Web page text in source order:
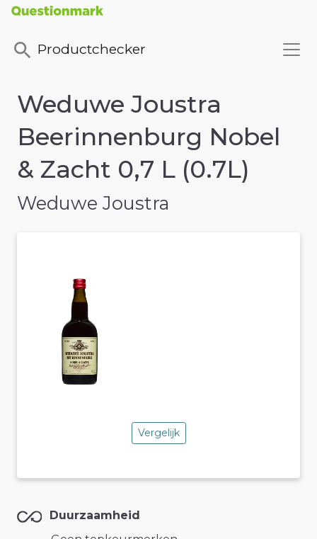
Productchecker
Weduwe Joustra
Beerinnenburg Nobel
& Zacht 0,7 L (0.7L)
Weduwe Joustra
Vergelijk
Duurzaamheid